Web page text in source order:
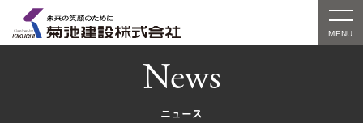
News
ニュース